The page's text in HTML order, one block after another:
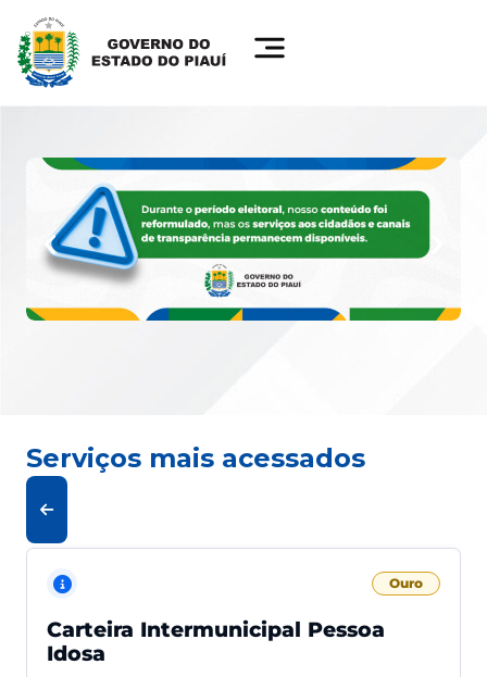
Serviços mais acessados
Ouro
Carteira Intermunicipal Pessoa
Idosa